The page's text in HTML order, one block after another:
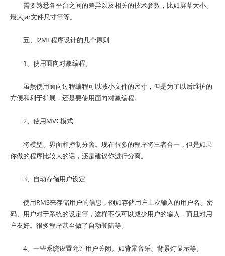
需要熟悉各平台之间的差异以及相关的技术参数，比如屏幕大小、
最大jar文件尺寸等等。
五、J2ME程序设计的几个原则
1、使用面向对象编程。
虽然使用面向过程编程可以减小文件的尺寸，但是为了以后维护的
方便和利于扩展，还是要使用面向对象编程。
2、使用MVC模式
将模型、界面和控制分离。现在很多的程序将三者合一，但是如果
你做的程序比较大的话，还是建议你进行分离。
3、自动存储用户设定
使用RMS来存储用户的信息，例如存储用户上次输入的用户名、密
码、用户对于系统的设定等，这样不仅可以减少用户的输入，而且对用
户友好。很多程序甚至做了自动登陆等。
4、一些系统设置允许用户关闭。如背景音乐、背景灯显示等。